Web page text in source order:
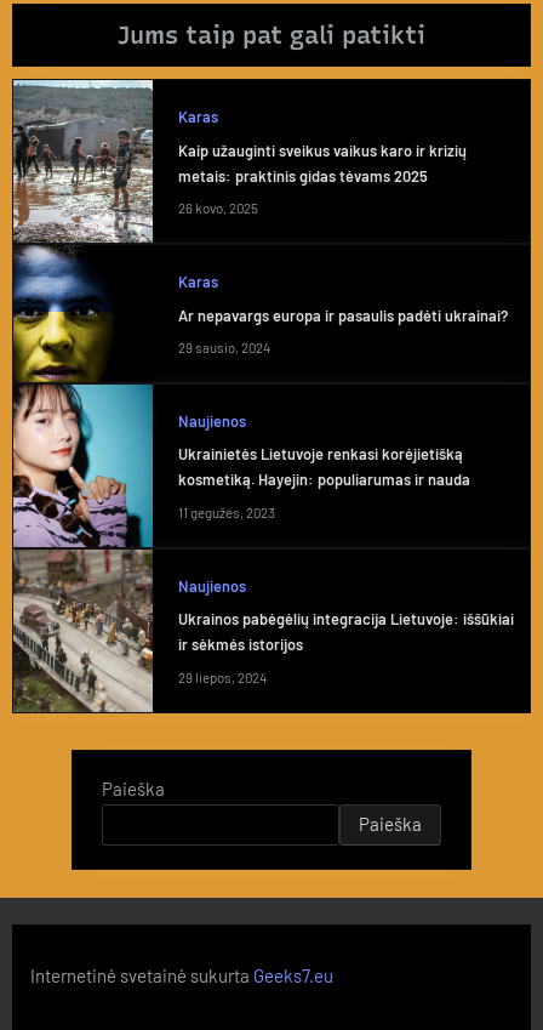
Jums taip pat gali patikti
Karas
Kaip užauginti sveikus vaikus karo ir krizių
metais: praktinis gidas tėvams 2025
26 kovo, 2025
Karas
Ar nepavargs europa ir pasaulis padėti ukrainai?
29 sausio, 2024
Naujienos
Ukrainietės Lietuvoje renkasi korėjietišką
kosmetiką. Hayejin: populiarumas ir nauda
11 gegužės, 2023
Naujienos
Ukrainos pabėgėlių integracija Lietuvoje: iššūkiai
ir sėkmės istorijos
29 liepos, 2024
Paieška
Paieška
Internetinė svetainė sukurta Geeks7.eu